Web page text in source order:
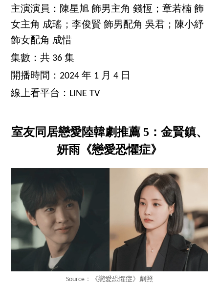
主演演員：陳星旭 飾男主角 錢恆；章若楠 飾
女主角 成瑤；李俊賢 飾男配角 吳君；陳小紓
飾女配角 成惜
集數：共 36 集
開播時間：2024 年 1 月 4 日
線上看平台：LINE TV
室友同居戀愛陸韓劇推薦 5：金賢鎮、
妍雨《戀愛恐懼症》
Source：《戀愛恐懼症》劇照